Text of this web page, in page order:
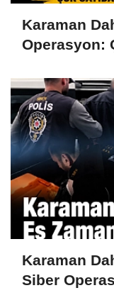
Karaman
Operasyon:
Karaman
Siber